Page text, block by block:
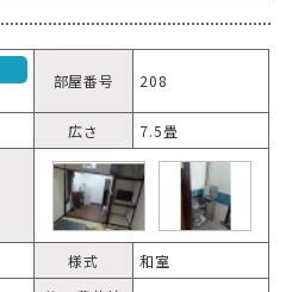
部屋番号 208
広さ 7.5畳
様式 和室